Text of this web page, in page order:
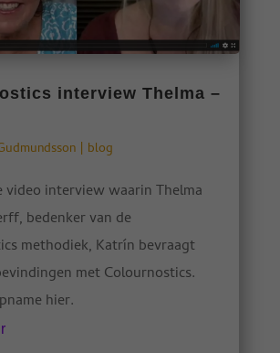
interview Thelma –
| blog
video interview waarin Thelma
bedenker van de
methodiek, Katrín bevraagt
met Colournostics.
hier.